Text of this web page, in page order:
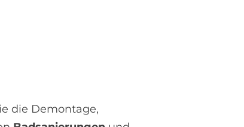
die Demontage,